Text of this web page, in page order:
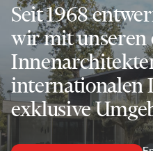
Seit 1968
wir mit unseren
internationalen
exklusive